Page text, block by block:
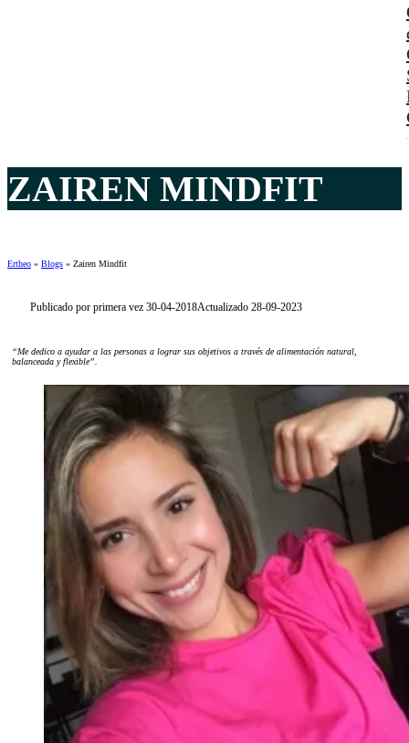
ZAIREN MINDFIT
Ertheo » Blogs » Zairen Mindfit
Publicado por primera vez 30-04-2018Actualizado 28-09-2023
“Me dedico a ayudar a las personas a lograr sus objetivos a través de alimentación natural,
balanceada y flexible”.